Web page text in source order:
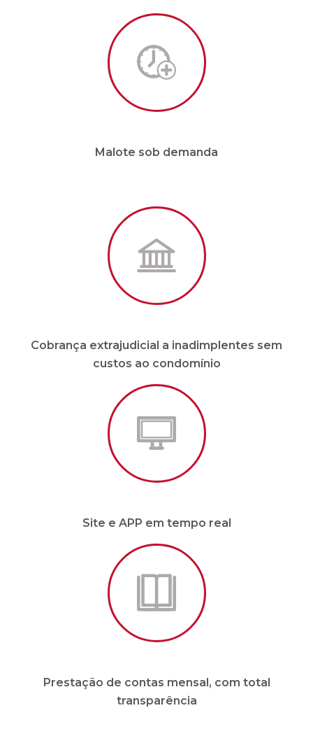
Malote sob demanda
Cobrança extrajudicial a inadimplentes sem
custos ao condomínio
Site e APP em tempo real
Prestação de contas mensal, com total
transparência